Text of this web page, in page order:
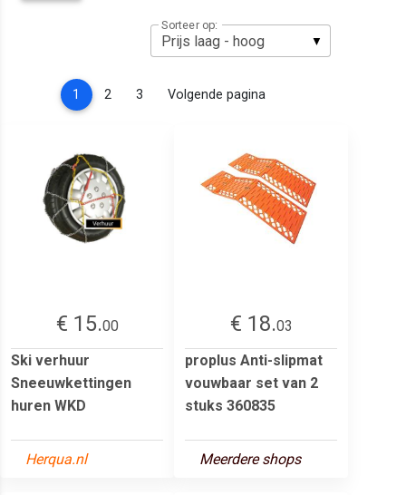
Sorteer op:
1 (current)
2 3 Volgende pagina
€ 15.00
Ski verhuur
Sneeuwkettingen
huren WKD
Herqua.nl
€ 18.03
proplus Anti-slipmat
vouwbaar set van 2
stuks 360835
Meerdere shops